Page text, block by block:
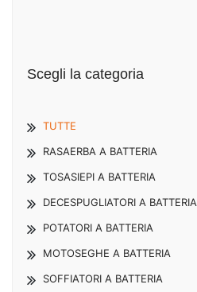
Scegli la categoria
TUTTE
RASAERBA A BATTERIA
TOSASIEPI A BATTERIA
DECESPUGLIATORI A BATTERIA
POTATORI A BATTERIA
MOTOSEGHE A BATTERIA
SOFFIATORI A BATTERIA